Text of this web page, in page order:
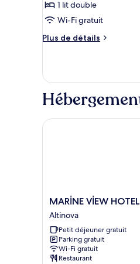
pour
ce
type
de
Chambre
Double,
1
double
1 lit double
Wi-Fi gratuit
Plus de détails
Plus
le
type
de
Chambre
MARİNE
VİEW
HOTEL
Altinova
MARİNE VİEW HOTEL
Altinova
Petit déjeuner gratuit
Parking gratuit
Wi-Fi gratuit
Restaurant
MARİNE VİEW HOTEL